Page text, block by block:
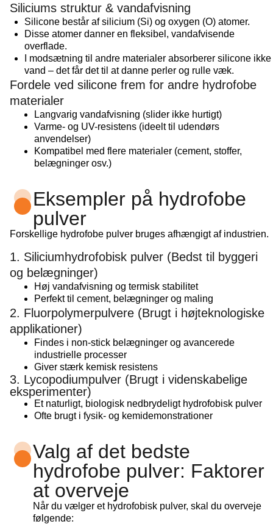
Siliciums struktur & vandafvisning
Silicone består af silicium (Si) og oxygen (O) atomer.
Disse atomer danner en fleksibel, vandafvisende
overflade.
I modsætning til andre materialer absorberer silicone ikke
vand – det får det til at danne perler og rulle væk.
Fordele ved silicone frem for andre hydrofobe
materialer
Langvarig vandafvisning (slider ikke hurtigt)
Varme- og UV-resistens (ideelt til udendørs
anvendelser)
Kompatibel med flere materialer (cement, stoffer,
belægninger osv.)
Eksempler på hydrofobe
pulver
Forskellige hydrofobe pulver bruges afhængigt af industrien.
1. Siliciumhydrofobisk pulver (Bedst til byggeri
og belægninger)
Høj vandafvisning og termisk stabilitet
Perfekt til cement, belægninger og maling
2. Fluorpolymerpulvere (Brugt i højteknologiske
applikationer)
Findes i non-stick belægninger og avancerede
industrielle processer
Giver stærk kemisk resistens
3. Lycopodiumpulver (Brugt i videnskabelige
eksperimenter)
Et naturligt, biologisk nedbrydeligt hydrofobisk pulver
Ofte brugt i fysik- og kemidemonstrationer
Valg af det bedste
hydrofobe pulver: Faktorer
at overveje
Når du vælger et hydrofobisk pulver, skal du overveje
følgende: